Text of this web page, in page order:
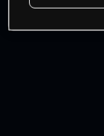
Priserna är